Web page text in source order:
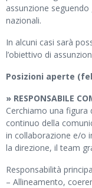
assunzione
nazionali.
In alcuni casi sarà
l’obiettivo di
Posizioni aperte
» RESPONSABILE
Cerchiamo una figura
continuo della
in collaborazione e/o
la direzione, il team
Responsabilità
– Allineamento,